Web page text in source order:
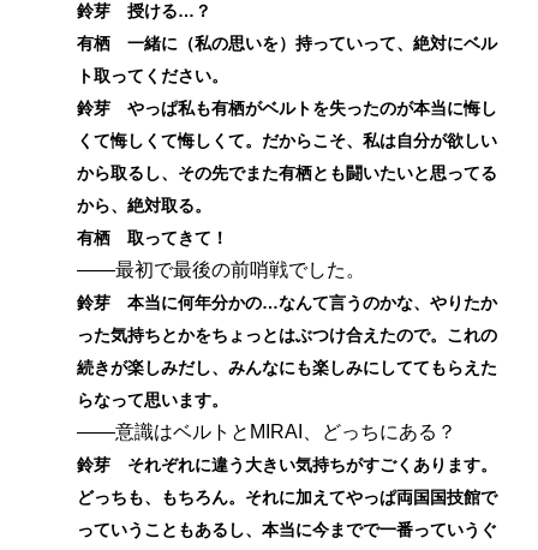
鈴芽 授ける…？
有栖 一緒に（私の思いを）持っていって、絶対にベル
ト取ってください。
鈴芽 やっぱ私も有栖がベルトを失ったのが本当に悔し
くて悔しくて悔しくて。だからこそ、私は自分が欲しい
から取るし、その先でまた有栖とも闘いたいと思ってる
から、絶対取る。
有栖 取ってきて！
――最初で最後の前哨戦でした。
鈴芽 本当に何年分かの…なんて言うのかな、やりたか
った気持ちとかをちょっとはぶつけ合えたので。これの
続きが楽しみだし、みんなにも楽しみにしててもらえた
らなって思います。
――意識はベルトとMIRAI、どっちにある？
鈴芽 それぞれに違う大きい気持ちがすごくあります。
どっちも、もちろん。それに加えてやっぱ両国国技館で
っていうこともあるし、本当に今までで一番っていうぐ